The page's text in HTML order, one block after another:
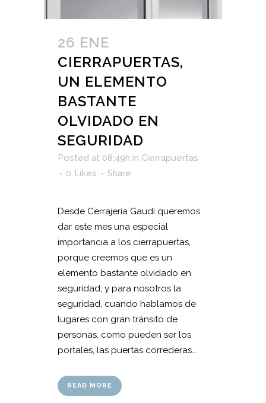
26 ENE
CIERRAPUERTAS,
UN ELEMENTO
BASTANTE
OLVIDADO EN
SEGURIDAD
Posted at 08:49h in Cierrapuertas
0 Likes Share
Desde Cerrajería Gaudí queremos
dar este mes una especial
importancia a los cierrapuertas,
porque creemos que es un
elemento bastante olvidado en
seguridad, y para nosotros la
seguridad, cuando hablamos de
lugares con gran tránsito de
personas, como pueden ser los
portales, las puertas correderas...
READ MORE